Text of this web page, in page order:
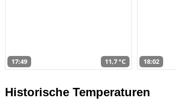
17:49 11,7 °C 18:02
Historische Temperaturen